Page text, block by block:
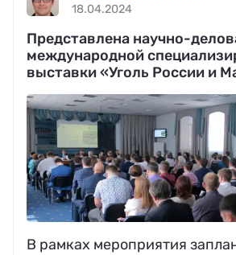
18.04.2024
Представлена научно-
международной
выставки «Уголь России и
В рамках мероприятия